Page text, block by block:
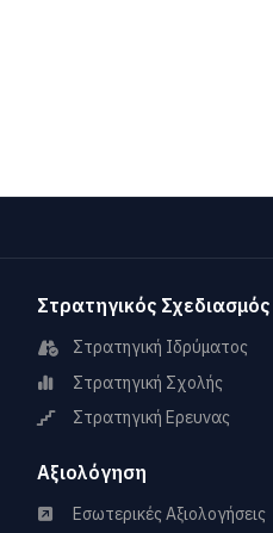
Στρατηγικός Σχεδιασμός
Στρατηγική Ιδρύματος
Στρατηγική Σχολής
Στρατηγική Ερευνας
Αξιολόγηση
Εσωτερικές Αξιολογήσεις